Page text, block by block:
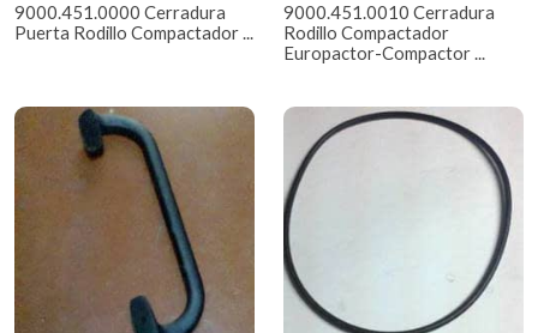
9000.451.0000 Cerradura
Puerta Rodillo Compactador ...
9000.451.0010 Cerradura
Rodillo Compactador
Europactor-Compactor ...